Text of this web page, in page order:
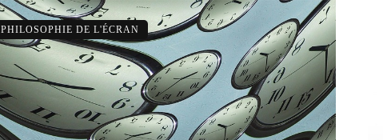
PHILOSOPHIE DE L'ÉCRAN